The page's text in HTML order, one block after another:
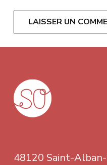
LAISSER UN
48120 Saint-